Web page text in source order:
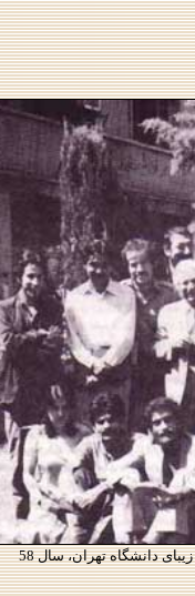
دانشگاه تهران، سال 58